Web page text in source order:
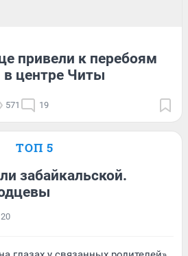
привели к перебоям
в центре Читы
571 19
ТОП 5
забайкальской.
20